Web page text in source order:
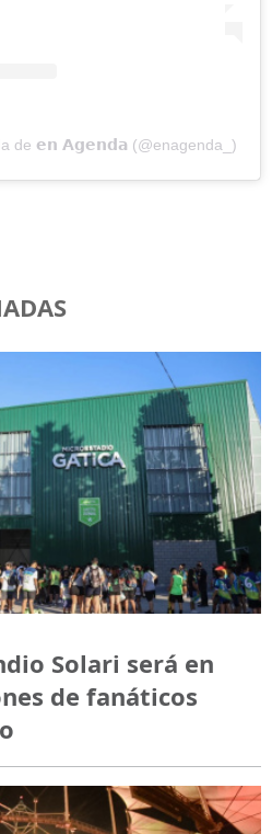
de 𝗲𝗻 𝗔𝗴𝗲𝗻𝗱𝗮 (@enagenda_)
Solari será en
de fanáticos